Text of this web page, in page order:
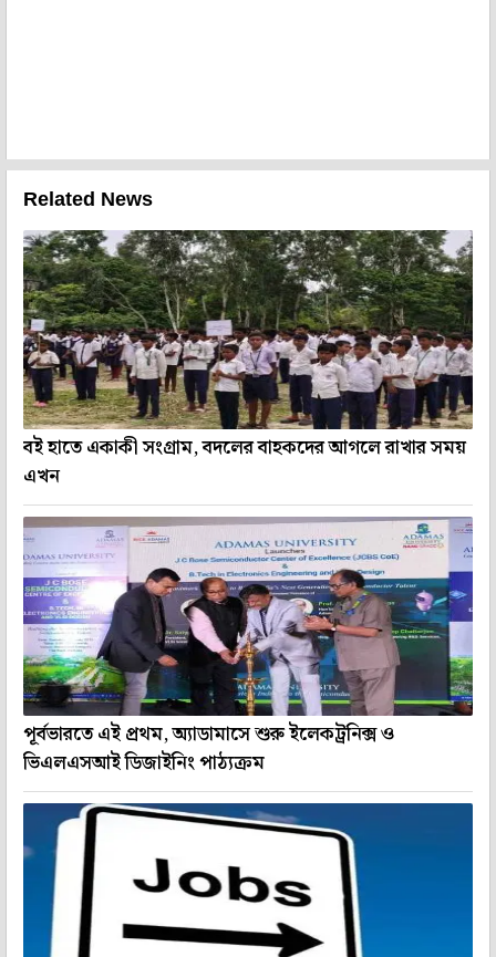
Related News
বই হাতে একাকী সংগ্রাম, বদলের বাহকদের আগলে রাখার সময়
এখন
পূর্বভারতে এই প্রথম, অ্যাডামাসে শুরু ইলেকট্রনিক্স ও
ভিএলএসআই ডিজাইনিং পাঠ্যক্রম